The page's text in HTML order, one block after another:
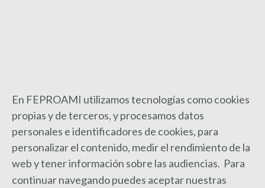
En FEPROAMI utilizamos tecnologías como cookies
propias y de terceros, y procesamos datos
personales e identificadores de cookies, para
personalizar el contenido, medir el rendimiento de la
web ytener información sobre las audiencias. Para
continuar navegando puedes aceptar nuestras
siguiente:
programa Abierto 2013 de la fundación
Luis Vives, dirigidos a ONG, sus
trabajadores y voluntarios